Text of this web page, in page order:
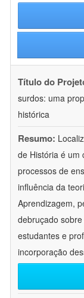
Título do
surdos: uma
histórica
Resumo:
de História é um
processos de
influência da
Aprendizagem,
debruçado
estudantes e
incorporação